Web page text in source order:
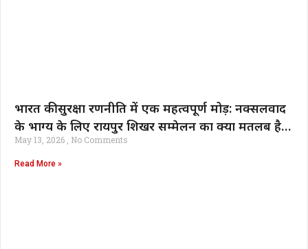
भारत की सुरक्षा रणनीति में एक महत्वपूर्ण मोड़: नक्सलवाद
के भाग्य के लिए रायपुर शिखर सम्मेलन का क्या मतलब है |
भारत समाचार
May 13, 2026 No Comments
Read More »